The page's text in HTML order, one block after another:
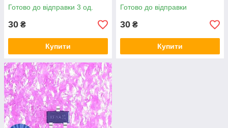
Готово до відправки 3 од.
30 ₴
Купити
Готово до відправки
30 ₴
Купити